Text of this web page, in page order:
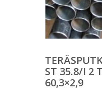
ST 35.8/I 2
60,3×2,9